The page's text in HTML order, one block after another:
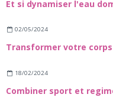
02/05/2024
Transformer votre
18/02/2024
Combiner sport et